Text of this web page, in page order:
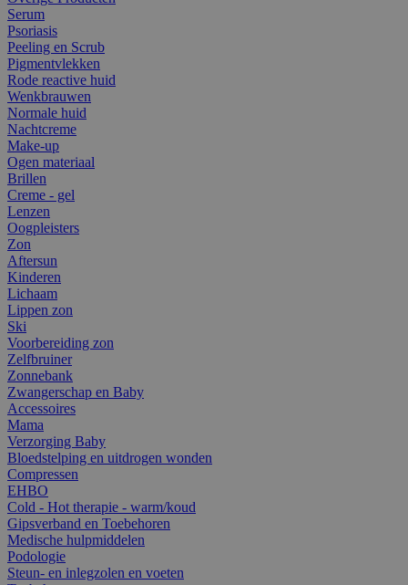
Serum
Psoriasis
Peeling en Scrub
Pigmentvlekken
Rode reactive huid
Wenkbrauwen
Normale huid
Nachtcreme
Make-up
Ogen materiaal
Brillen
Creme - gel
Lenzen
Oogpleisters
Zon
Aftersun
Kinderen
Lichaam
Lippen zon
Ski
Voorbereiding zon
Zelfbruiner
Zonnebank
Zwangerschap en Baby
Accessoires
Mama
Verzorging Baby
Bloedstelping en uitdrogen wonden
Compressen
EHBO
Cold - Hot therapie - warm/koud
Gipsverband en Toebehoren
Medische hulpmiddelen
Podologie
Steun- en inlegzolen en voeten